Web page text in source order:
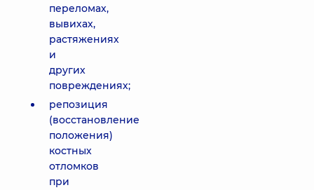
переломах,
вывихах,
растяжениях
и
других
повреждениях;
репозиция
(восстановление
положения)
костных
отломков
при